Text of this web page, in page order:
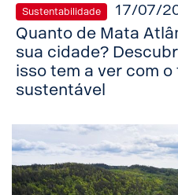
Sustentabilidade 17/07/
Quanto de Mata
sua cidade?
isso tem a ver com
sustentável